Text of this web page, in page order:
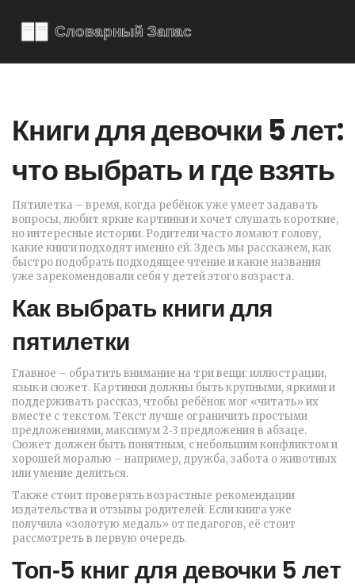
Книги для девочки 5 лет:
что выбрать и где взять
Пятилетка – время, когда ребёнок уже умеет задавать
вопросы, любит яркие картинки и хочет слушать короткие,
но интересные истории. Родители часто ломают голову,
какие книги подходят именно ей. Здесь мы расскажем, как
быстро подобрать подходящее чтение и какие названия
уже зарекомендовали себя у детей этого возраста.
Как выбрать книги для
пятилетки
Главное – обратить внимание на три вещи: иллюстрации,
язык и сюжет. Картинки должны быть крупными, яркими и
поддерживать рассказ, чтобы ребёнок мог «читать» их
вместе с текстом. Текст лучше ограничить простыми
предложениями, максимум 2‑3 предложения в абзаце.
Сюжет должен быть понятным, с небольшим конфликтом и
хорошей моралью – например, дружба, забота о животных
или умение делиться.
Также стоит проверять возрастные рекомендации
издательства и отзывы родителей. Если книга уже
получила «золотую медаль» от педагогов, её стоит
рассмотреть в первую очередь.
Топ‑5 книг для девочки 5 лет